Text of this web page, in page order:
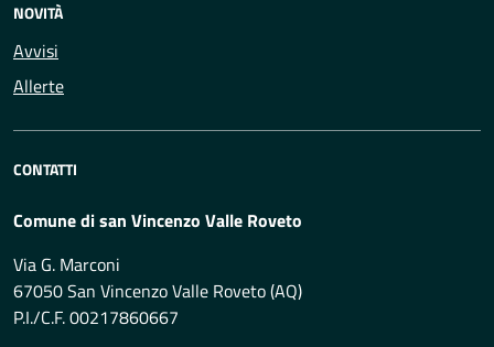
NOVITÀ
Avvisi
Allerte
CONTATTI
Comune di san Vincenzo Valle Roveto
Via G. Marconi
67050 San Vincenzo Valle Roveto (AQ)
P.I./C.F. 00217860667